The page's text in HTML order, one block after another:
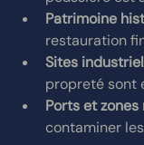
Patrimoine
restauration
Sites
propreté sont
Ports et
contaminer